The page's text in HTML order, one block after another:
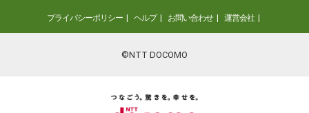
プライバシーポリシー ヘルプ お問い合わせ 運営会社
©NTT DOCOMO